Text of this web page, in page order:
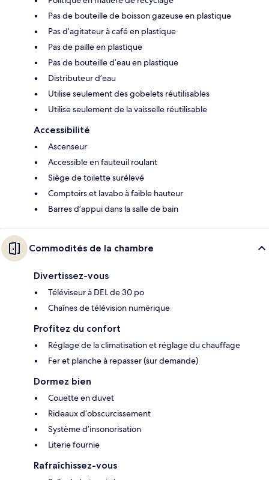
Pas de bouteille de boisson gazeuse en plastique
Pas d’agitateur à café en plastique
Pas de paille en plastique
Pas de bouteille d’eau en plastique
Distributeur d’eau
Utilise seulement des gobelets réutilisables
Utilise seulement de la vaisselle réutilisable
Accessibilité
Ascenseur
Accessible en fauteuil roulant
Siège de toilette surélevé
Comptoirs et lavabo à faible hauteur
Barres d’appui dans la salle de bain
Commodités de la chambre
Divertissez-vous
Téléviseur à DEL de 30 po
Chaînes de télévision numérique
Profitez du confort
Réglage de la climatisation et réglage du chauffage
Fer et planche à repasser (sur demande)
Dormez bien
Couette en duvet
Rideaux d’obscurcissement
Système d’insonorisation
Literie fournie
Rafraîchissez-vous